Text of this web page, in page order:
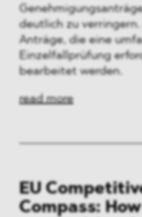
deutlich zu
Anträge, die eine
Einzelfallprüfung
bearbeitet werden.
read more
EU
Compass: